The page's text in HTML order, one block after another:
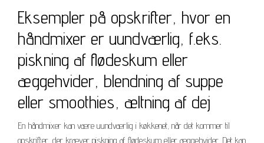
Eksempler på opskrifter, hvor en
håndmixer er uundværlig, f.eks.
piskning af flødeskum eller
æggehvider, blendning af suppe
eller smoothies, æltning af dej
En håndmixer kan være uundværlig i køkkenet, når det kommer til
opskrifter, der kræver piskning af flødeskum eller æggehvider. Det kan